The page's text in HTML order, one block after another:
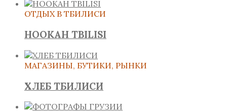
ОТДЫХ В ТБИЛИСИ
HOOKAH TBILISI
МАГАЗИНЫ, БУТИКИ, РЫНКИ
ХЛЕБ ТБИЛИСИ